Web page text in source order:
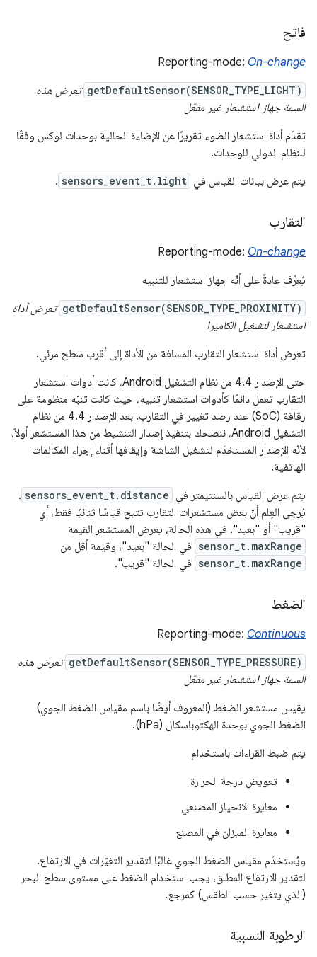
فاتح
Reporting-mode: On-change
getDefaultSensor(SENSOR_TYPE_LIGHT) تعرض هذه
السمة جهاز استشعار غير مفعّل
تقدّم أداة استشعار الضوء تقريرًا عن الإضاءة الحالية بوحدات لوكس وفقًا
للنظام الدولي للوحدات.
يتم عرض بيانات القياس في sensors_event_t.light
.
التقارب
Reporting-mode: On-change
يُعرَّف عادةً على أنّه جهاز استشعار للتنبيه
getDefaultSensor(SENSOR_TYPE_PROXIMITY) تعرض أداة
استشعار لتشغيل الكاميرا
تعرض أداة استشعار التقارب المسافة من الأداة إلى أقرب سطح مرئي.
حتى الإصدار 4.4 من نظام التشغيل Android، كانت أدوات استشعار
التقارب تعمل دائمًا كأدوات استشعار تنبيه، حيث كانت تنبّه منظومة على
رقاقة (SoC) عند رصد تغيير في التقارب. بعد الإصدار 4.4 من نظام
التشغيل Android، ننصحك بتنفيذ إصدار التنشيط من هذا المستشعر أولاً،
لأنّه الإصدار المستخدَم لتشغيل الشاشة وإيقافها أثناء إجراء المكالمات
الهاتفية.
يتم عرض القياس بالسنتيمتر في sensors_event_t.distance
.
يُرجى العِلم أنّ بعض مستشعرات التقارب تتيح قياسًا ثنائيًا فقط، أي
"قريب" أو "بعيد". في هذه الحالة، يعرض المستشعر القيمة
sensor_t.maxRange في الحالة "بعيد"، وقيمة أقل من
sensor_t.maxRange في الحالة "قريب".
الضغط
Reporting-mode: Continuous
getDefaultSensor(SENSOR_TYPE_PRESSURE) تعرض هذه
السمة جهاز استشعار غير مفعّل
يقيس مستشعر الضغط (المعروف أيضًا باسم مقياس الضغط الجوي)
الضغط الجوي بوحدة الهكتوباسكال (hPa).
يتم ضبط القراءات باستخدام
تعويض درجة الحرارة
معايرة الانحياز المصنعي
معايرة الميزان في المصنع
ويُستخدَم مقياس الضغط الجوي غالبًا لتقدير التغيّرات في الارتفاع.
لتقدير الارتفاع المطلق، يجب استخدام الضغط على مستوى سطح البحر
(الذي يتغير حسب الطقس) كمرجع.
الرطوبة النسبية